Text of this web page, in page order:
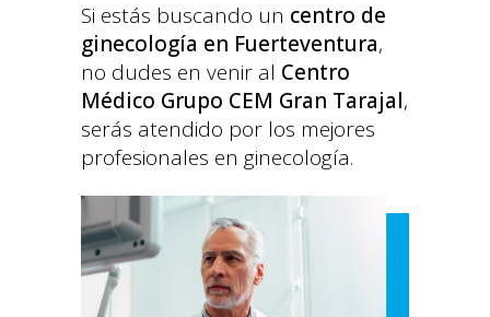
Si estás buscando un centro de
ginecología en Fuerteventura,
no dudes en venir al Centro
Médico Grupo CEM Gran Tarajal,
serás atendido por los mejores
profesionales en ginecología.